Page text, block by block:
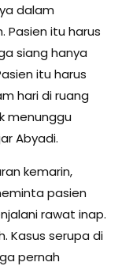
dalam
Pasien itu harus
siang hanya
itu harus
hari di ruang
menunggu
Abyadi.
kemarin,
pasien
rawat inap.
Kasus serupa di
pernah